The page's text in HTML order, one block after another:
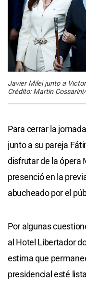
Javier Milei junto a
Crédito: Martin
Para cerrar la
junto a su pareja
disfrutar de la ópera
presenció en la
abucheado por el
Por algunas
al Hotel Libertador
estima que
presidencial esté